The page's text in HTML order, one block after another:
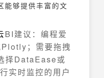
能够提供丰富的文
BI建议：编程爱
；需要拖拽
择DataEase或
实时监控的用户